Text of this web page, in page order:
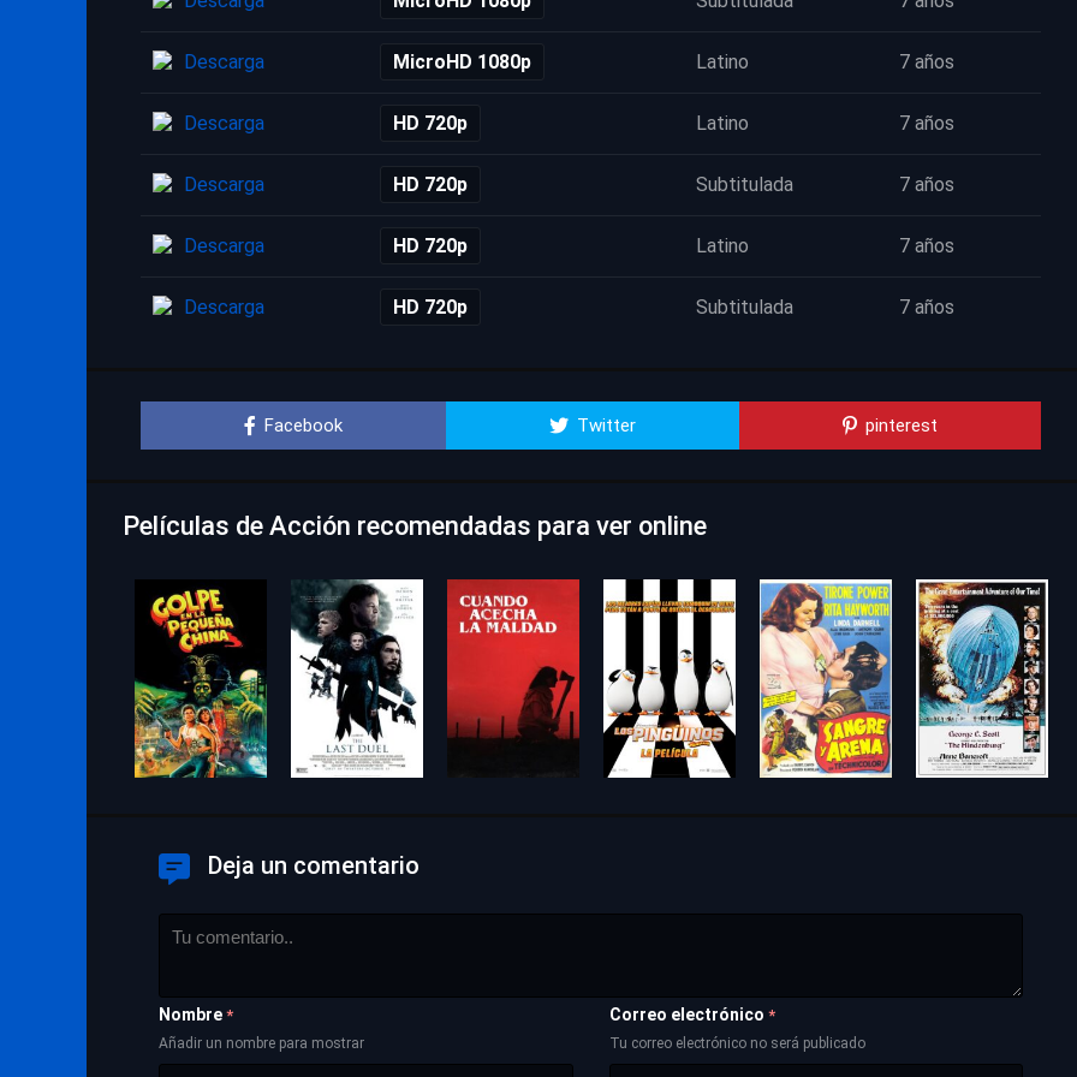
Descarga MicroHD 1080p Latino 7 años
Descarga HD 720p Latino 7 años
Descarga HD 720p Subtitulada 7 años
Descarga HD 720p Latino 7 años
Descarga HD 720p Subtitulada 7 años
Facebook Twitter pinterest
Películas de Acción recomendadas para ver online
Deja un comentario
Nombre *
Añadir un nombre para mostrar
Correo electrónico *
Tu correo electrónico no será publicado